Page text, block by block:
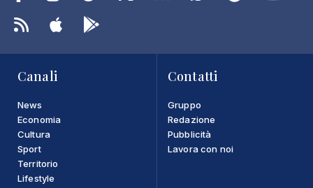
Canali
News
Economia
Cultura
Sport
Territorio
Lifestyle
Contatti
Gruppo
Redazione
Pubblicità
Lavora con noi